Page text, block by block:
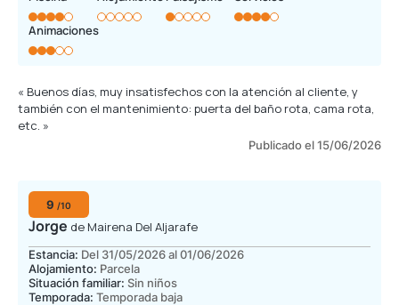
Animaciones
« Buenos días, muy insatisfechos con la atención al cliente, y
también con el mantenimiento: puerta del baño rota, cama rota,
etc. »
Publicado el 15/06/2026
9 /10
Jorge de Mairena Del Aljarafe
Estancia: Del 31/05/2026 al 01/06/2026
Alojamiento: Parcela
Situación familiar: Sin niños
Temporada: Temporada baja